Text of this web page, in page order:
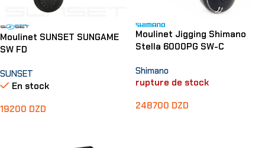
Moulinet SUNSET SUNGAME
SW FD
SUNSET
En stock
19200 DZD
Moulinet Jigging Shimano
Stella 6000PG SW-C
Shimano
rupture de stock
248700 DZD